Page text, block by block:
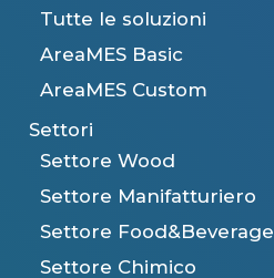
Tutte le soluzioni
AreaMES Basic
AreaMES Custom
Settori
Settore Wood
Settore Manifatturiero
Settore Food&Beverage
Settore Chimico